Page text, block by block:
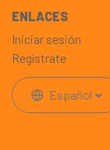
ENLACES
Iniciar sesión
Regístrate
Español